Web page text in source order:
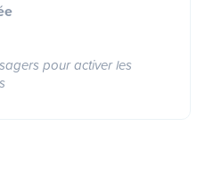
pour activer les